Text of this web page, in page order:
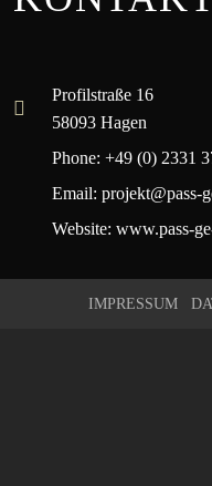
Profilstraße 16
58093 Hagen
Phone: +49 (0) 2331
Email: projekt@pass-
Website: www.pass-
IMPRESSUM